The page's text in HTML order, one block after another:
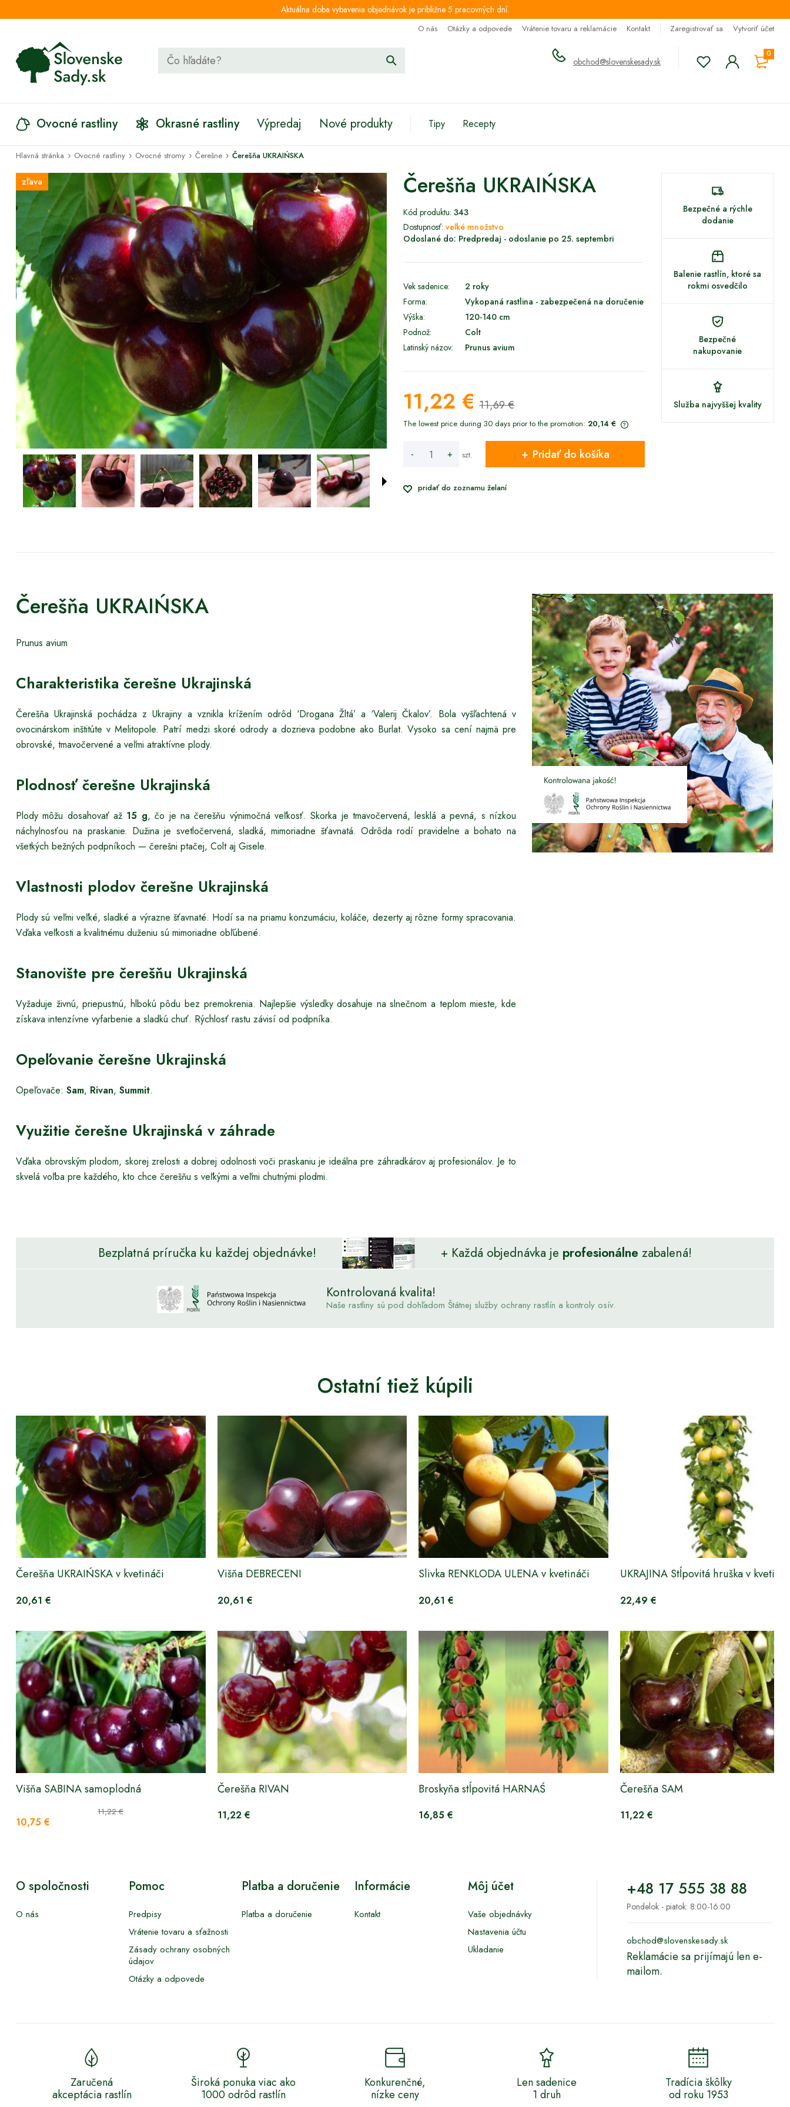
Aktuálna doba vybavenia objednávok je približne 5 pracovných dní.
O nás Otázky a odpovede Vrátenie tovaru a reklamácie Kontakt Zaregistrovať sa Vytvoriť účet
0
obchod@slovenskesady.sk
Ovocné rastliny Okrasné rastliny Výpredaj Nové produkty Tipy Recepty
Hlavná stránka › Ovocné rastliny › Ovocné stromy › Čerešne › Čerešňa UKRAIŃSKA
zľava Čerešňa UKRAIŃSKA
Kód produktu: 343
Dostupnosť: veľké množstvo
Odoslané do: Predpredaj - odoslanie po 25. septembri
Vek sadenice:
2 roky
Forma:
Vykopaná rastlina - zabezpečená na doručenie
Výška:
120-140 cm
Podnož:
Colt
Latinský názov:
Prunus avium
11,22 € 11,69 €
The lowest price during 30 days prior to the promotion: 20,14 €
If the product is sold for less than 30
days, the lowest price since the product
- + szt. Pridať do košíka
pridať do zoznamu želaní
Bezpečné a rýchle
dodanie
Balenie rastlín, ktoré sa
rokmi osvedčilo
Bezpečné
nakupovanie
Služba najvyššej kvality
Čerešňa UKRAIŃSKA
Prunus avium
Charakteristika čerešne Ukrajinská
Čerešňa Ukrajinská pochádza z Ukrajiny a vznikla krížením odrôd ‘Drogana Žltá’ a ‘Valerij Čkalov’. Bola vyšľachtená v
ovocinárskom inštitúte v Melitopole. Patrí medzi skoré odrody a dozrieva podobne ako Burlat. Vysoko sa cení najmä pre
obrovské, tmavočervené a veľmi atraktívne plody.
Plodnosť čerešne Ukrajinská
Plody môžu dosahovať až 15 g, čo je na čerešňu výnimočná veľkosť. Skorka je tmavočervená, lesklá a pevná, s nízkou
náchylnosťou na praskanie. Dužina je svetločervená, sladká, mimoriadne šťavnatá. Odrôda rodí pravidelne a bohato na
všetkých bežných podpníkoch — čerešni ptačej, Colt aj Gisele.
Vlastnosti plodov čerešne Ukrajinská
Plody sú veľmi veľké, sladké a výrazne šťavnaté. Hodí sa na priamu konzumáciu, koláče, dezerty aj rôzne formy spracovania.
Vďaka veľkosti a kvalitnému duženiu sú mimoriadne obľúbené.
Stanovište pre čerešňu Ukrajinská
Vyžaduje živnú, priepustnú, hlbokú pôdu bez premokrenia. Najlepšie výsledky dosahuje na slnečnom a teplom mieste, kde
získava intenzívne vyfarbenie a sladkú chuť. Rýchlosť rastu závisí od podpníka.
Opeľovanie čerešne Ukrajinská
Opeľovače: Sam, Rivan, Summit.
Využitie čerešne Ukrajinská v záhrade
Vďaka obrovským plodom, skorej zrelosti a dobrej odolnosti voči praskaniu je ideálna pre záhradkárov aj profesionálov. Je to
skvelá voľba pre každého, kto chce čerešňu s veľkými a veľmi chutnými plodmi.
Bezplatná príručka ku každej objednávke! + Každá objednávka je profesionálne zabalená!
Kontrolovaná kvalita!
Naše rastliny sú pod dohľadom Štátnej služby ochrany rastlín a kontroly osív.
Ostatní tiež kúpili
Čerešňa UKRAIŃSKA v kvetináči
20,61 €
Višňa DEBRECENI
20,61 €
Slivka RENKLODA ULENA v kvetináči
20,61 €
UKRAJINA Stĺpovitá hruška v
22,49 €
Višňa SABINA samoplodná
11,22 €
10,75 €
Čerešňa RIVAN
11,22 €
Broskyňa stĺpovitá HARNAŚ
16,85 €
Čerešňa SAM
11,22 €
O spoločnosti
O nás
Pomoc
Predpisy
Vrátenie tovaru a sťažnosti
Zásady ochrany osobných
údajov
Otázky a odpovede
Platba a doručenie
Platba a doručenie
Informácie
Kontakt
Môj účet
Vaše objednávky
Nastavenia účtu
Ukladanie
+48 17 555 38 88
Pondelok - piatok: 8:00-16:00
obchod@slovenskesady.sk
Reklamácie sa prijímajú len e-
mailom.
Zaručená
akceptácia rastlín
Široká ponuka viac ako
1000 odrôd rastlín
Konkurenčné,
nízke ceny
Len sadenice
1 druh
Tradícia škôlky
od roku 1953